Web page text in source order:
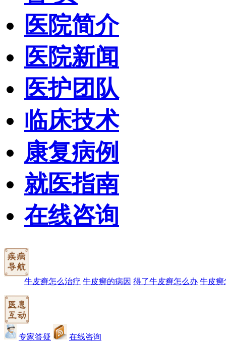
医院简介
医院新闻
医护团队
临床技术
康复病例
就医指南
在线咨询
牛皮癣怎么治疗 牛皮癣的病因 得了牛皮癣怎么办 牛皮癣
专家答疑
在线咨询